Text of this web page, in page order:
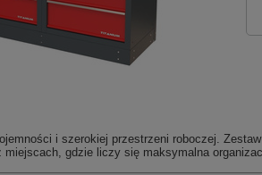
i szerokiej przestrzeni roboczej.
gdzie liczy się maksymalna